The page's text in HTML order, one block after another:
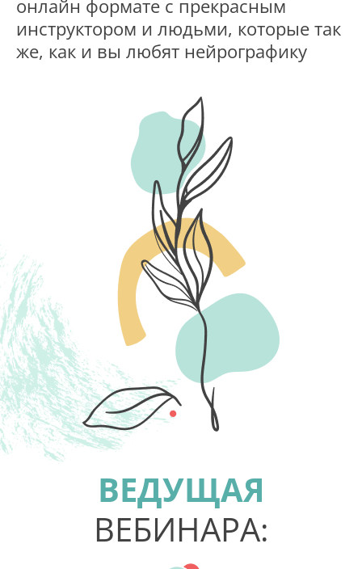
онлайн формате с прекрасным
инструктором и людьми, которые так
же, как и вы любят нейрографику
ВЕДУЩАЯ
ВЕБИНАРА: